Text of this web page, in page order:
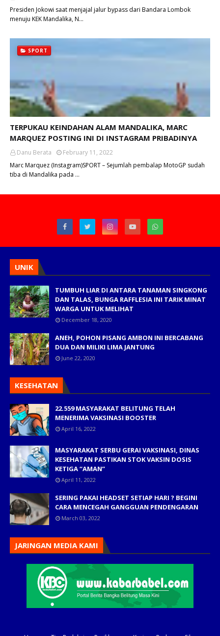
Presiden Jokowi saat menjajal jalur bypass dari Bandara Lombok
menuju KEK Mandalika, N…
SPORT
TERPUKAU KEINDAHAN ALAM MANDALIKA, MARC
MARQUEZ POSTING INI DI INSTAGRAM PRIBADINYA
Danu Berata
February 11, 2022
Marc Marquez (Instagram)SPORT – Sejumlah pembalap MotoGP sudah
tiba di Mandalika pada …
UNIK
TUMBUH LIAR DI ANTARA TANAMAN SINGKONG
DAN TALAS, BUNGA RAFFLESIA INI TARIK MINAT
WARGA UNTUK MELIHAT
December 18, 2020
ANEH, POHON PISANG AMBON INI BERCABANG
DUA DAN MILIKI LIMA JANTUNG
June 22, 2020
KESEHATAN
22.559 MASYARAKAT BELITUNG TELAH
MENERIMA VAKSINASI BOOSTER
April 16, 2022
MASYARAKAT SERBU GERAI VAKSINASI, DINAS
KESEHATAN PASTIKAN STOK VAKSIN DOSIS
KETIGA “AMAN”
April 11, 2022
SERING PAKAI HEADSET SETIAP HARI ? BEGINI
CARA MENCEGAH GANGGUAN PENDENGARAN
March 03, 2022
JARINGAN MEDIA KAMI